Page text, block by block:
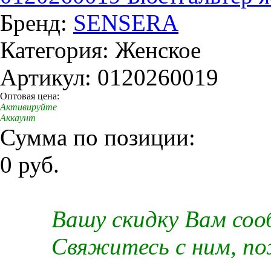
Бренд: SENSERA
Категория: Женское
Артикул: 0120260019
Оптовая цена:
Активируйте
Аккаунт
Сумма по позиции:
0 руб.
Вашу скидку Вам
Свяжитесь с ним,